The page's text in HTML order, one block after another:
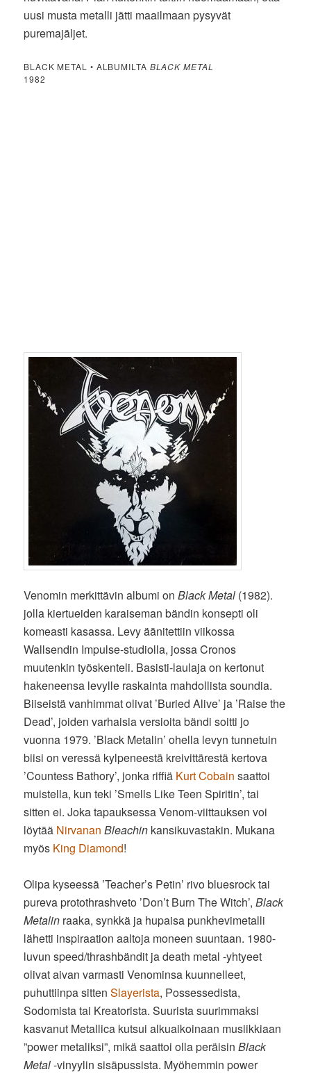
uusi musta metalli jätti maailmaan pysyvät
puremajäljet.
BLACK METAL • ALBUMILTA BLACK METAL
1982
Venomin merkittävin albumi onBlack Metal (1982).
jolla kiertueiden karaiseman bändin konsepti oli
komeasti kasassa. Levy äänitettiin viikossa
Wallsendin Impulse-studiolla, jossa Cronos
muutenkin työskenteli. Basisti-laulaja on kertonut
hakeneensa levylle raskainta mahdollista soundia.
Biiseistä vanhimmat olivat ’Buried Alive’ ja ’Raise the
Dead’, joiden varhaisia versioita bändi soitti jo
vuonna 1979. ’Black Metalin’ ohella levyn tunnetuin
biisi on veressä kylpeneestä kreivittärestä kertova
’Countess Bathory’, jonka riffiä Kurt Cobain saattoi
muistella, kun teki ’Smells Like Teen Spiritin’, tai
sitten ei. Joka tapauksessa Venom-viittauksen voi
löytää Nirvanan Bleachin kansikuvastakin. Mukana
myös King Diamond!
Olipa kyseessä ’Teacher’s Petin’ rivo bluesrock tai
pureva protothrashveto ’Don’t Burn The Witch’,Black
Metalin raaka, synkkä ja hupaisa punkhevimetalli
lähetti inspiraation aaltoja moneen suuntaan. 1980-
luvun speed/thrashbändit ja death metal -yhtyeet
olivat aivan varmasti Venominsa kuunnelleet,
puhuttiinpa sittenSlayerista, Possessedista,
Sodomista tai Kreatorista. Suurista suurimmaksi
kasvanut Metallica kutsui alkuaikoinaan musiikkiaan
”power metaliksi”, mikä saattoi olla peräisinBlack
Metal-vinyylin sisäpussista. Myöhemmin power